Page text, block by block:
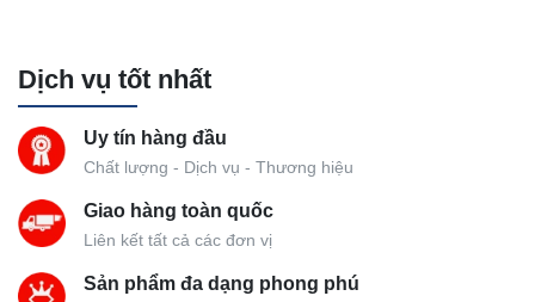
Dịch vụ tốt nhất
Uy tín hàng đầu
Chất lượng - Dịch vụ - Thương hiệu
Giao hàng toàn quốc
Liên kết tất cả các đơn vị
Sản phẩm đa dạng phong phú